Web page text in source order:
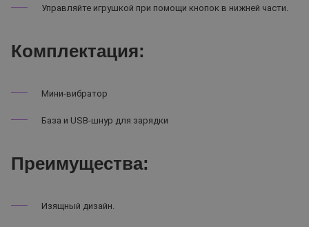
Управляйте игрушкой при помощи кнопок в нижней части.
Комплектация:
Мини-вибратор
База и USB-шнур для зарядки
Преимущества:
Изящный дизайн.